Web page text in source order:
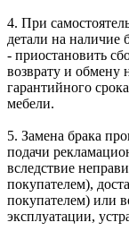
4. При
детали на наличие
- приостановить
возврату и обмену
гарантийного
мебели.
5. Замена брака
подачи
вследствие
покупателем),
покупателем) или
эксплуатации,